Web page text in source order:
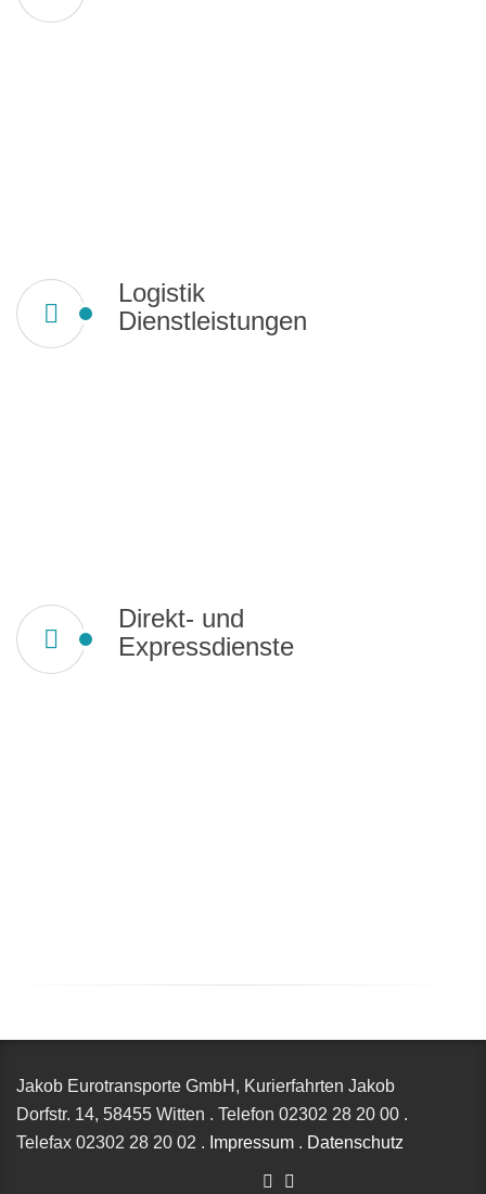
Logistik
Dienstleistungen
Direkt- und
Expressdienste
Jakob Eurotransporte GmbH, Kurierfahrten Jakob
Dorfstr. 14, 58455 Witten . Telefon 02302 28 20 00 .
Telefax 02302 28 20 02 . Impressum . Datenschutz